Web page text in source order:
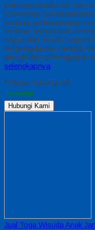
jual toga wisuda dot kom
universitas,
sarjana, perlengakapan
mencari tempat jual
bagus dan murah..segera
berpengalaman menjadi
wisuda dan perlengkapan
selengkapnya
*Harga Hubungi CS
Tersedia
Hubungi Kami
Jual Toga Wisuda Anak